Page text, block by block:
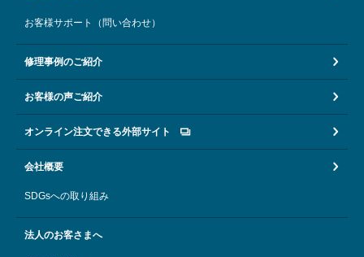
お客様サポート（問い合わせ）
修理事例のご紹介
お客様の声ご紹介
オンライン注文できる外部サイト
会社概要
SDGsへの取り組み
法人のお客さまへ